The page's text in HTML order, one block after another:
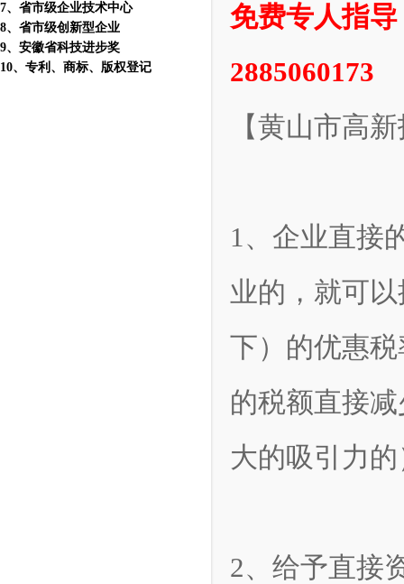
7、省市级企业技术中心
8、省市级创新型企业
9、安徽省科技进步奖
10、 专利 、 商标、 版权登记
免费专人指导
2885060173
【黄山市高
1、企业直接
业的，就可
下）的优惠
的税额直接
大的吸引力
2、给予直接